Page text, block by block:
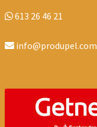
613 26 46 21
info@produpel.com